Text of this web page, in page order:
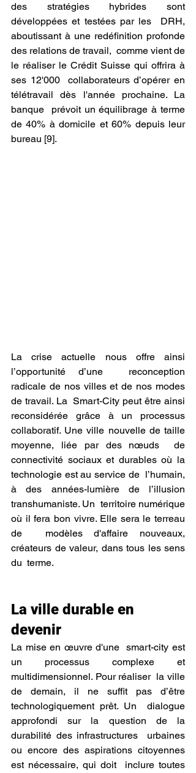
des stratégies hybrides sont
développées et testées par les  DRH,
aboutissant à une redéfinition profonde
des relations de travail,  comme vient de
le réaliser le Crédit Suisse qui offrira à
ses 12'000  collaborateurs d’opérer en
télétravail dès l'année prochaine. La
banque  prévoit un équilibrage à terme
de 40% à domicile et 60% depuis leur
bureau [9].
La crise actuelle nous offre ainsi
l’opportunité d’une  reconception
radicale de nos villes et de nos modes
de travail. La  Smart-City peut être ainsi
reconsidérée grâce à un processus
collaboratif. Une ville nouvelle de taille
moyenne, liée par des nœuds  de
connectivité sociaux et durables où la
technologie est au service de  l’humain,
à des années-lumière de l’illusion
transhumaniste. Un  territoire numérique
où il fera bon vivre. Elle sera le terreau
de  modèles d'affaire nouveaux,
créateurs de valeur, dans tous les sens
du  terme.
La ville durable en
devenir
La mise en œuvre d'une  smart-city est
un processus complexe et
multidimensionnel. Pour réaliser  la ville
de demain, il ne suffit pas d’être
technologiquement prêt. Un  dialogue
approfondi sur la question de la
durabilité des infrastructures  urbaines
ou encore des aspirations citoyennes
est nécessaire, qui doit  inclure toutes